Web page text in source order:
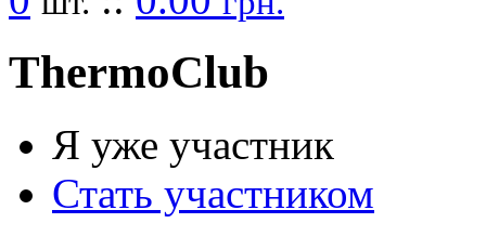
ThermoClub
Я уже участник
Стать участником